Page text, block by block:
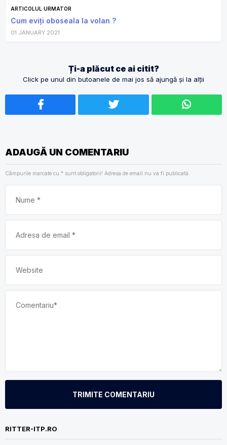
ARTICOLUL URMATOR
Cum eviți oboseala la volan ?
01 JANUARY 2021
Ți-a plăcut ce ai citit?
Click pe unul din butoanele de mai jos să ajungă și la alții
ADAUGĂ UN COMENTARIU
Câmpurile marcate cu * sunt obligatorii! Adresa de email nu va fi publicată.
TRIMITE COMENTARIU
RITTER-ITP.RO